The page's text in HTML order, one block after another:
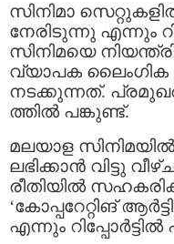
സിനിമാ
നേരിടുന്നു എന്നും
സിനിമയെ
വ്യാപക ലൈംഗിക
നടക്കുന്നത്.
ത്തിൽ പങ്കുണ്ട്.
മലയാള
ലഭിക്കാൻ വിട്ടു
രീതിയിൽ
‘കോപ്പറേറ്റിങ്
എന്നും